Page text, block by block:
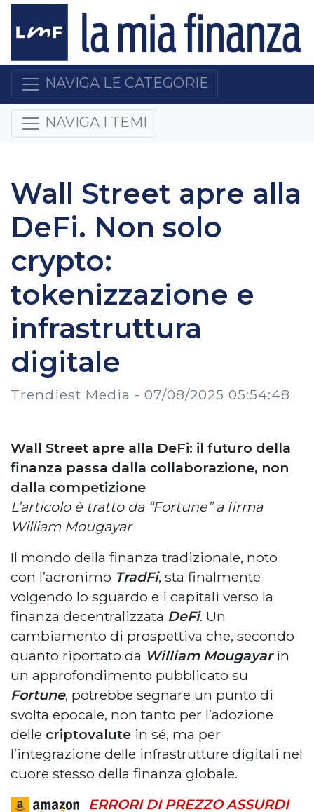
NAVIGA LE CATEGORIE
NAVIGA I TEMI
Wall Street apre alla
DeFi. Non solo
crypto:
tokenizzazione e
infrastruttura
digitale
Trendiest Media - 07/08/2025 05:54:48
Wall Street apre alla DeFi: il futuro della
finanza passa dalla collaborazione, non
dalla competizione
L’articolo è tratto da “Fortune” a firma
William Mougayar
Il mondo della finanza tradizionale, noto
con l’acronimo TradFi, sta finalmente
volgendo lo sguardo e i capitali verso la
finanza decentralizzata DeFi. Un
cambiamento di prospettiva che, secondo
quanto riportato da William Mougayar in
un approfondimento pubblicato su
Fortune, potrebbe segnare un punto di
svolta epocale, non tanto per l’adozione
delle criptovalute in sé, ma per
l’integrazione delle infrastrutture digitali nel
cuore stesso della finanza globale.
ERRORI DI PREZZO ASSURDI